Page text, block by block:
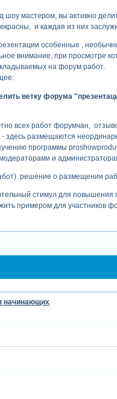
шоу мастером, вы активно
и каждая из них
особенные ,
внимание, при просмотре
на форум работ.
ветку форума
всех работ форумчан,
здесь размещаются
программы
и
решение о размещении
стимул для
примером для участников
начинающих